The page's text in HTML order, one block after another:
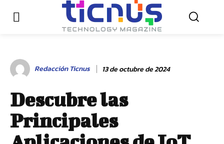
Redacción Ticnus 13 de octubre de 2024
Descubre las
Principales